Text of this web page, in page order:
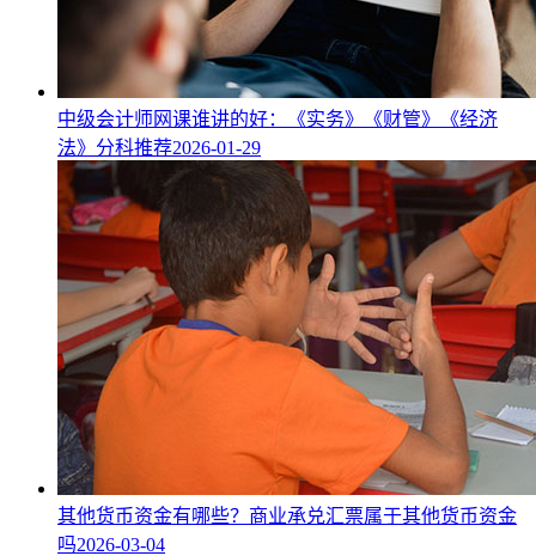
中级会计师网课谁讲的好：《实务》《财管》《经济
法》分科推荐2026-01-29
其他货币资金有哪些？商业承兑汇票属于其他货币资金
吗2026-03-04